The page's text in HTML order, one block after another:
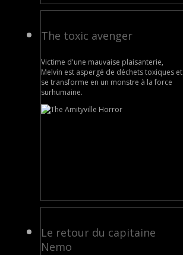
The toxic avenger
Victime d'une mauvaise plaisanterie,
Melvin est aspergé de déchets toxiques et
se transforme en un monstre à la force
surhumaine.
Le retour du capitaine
Nemo